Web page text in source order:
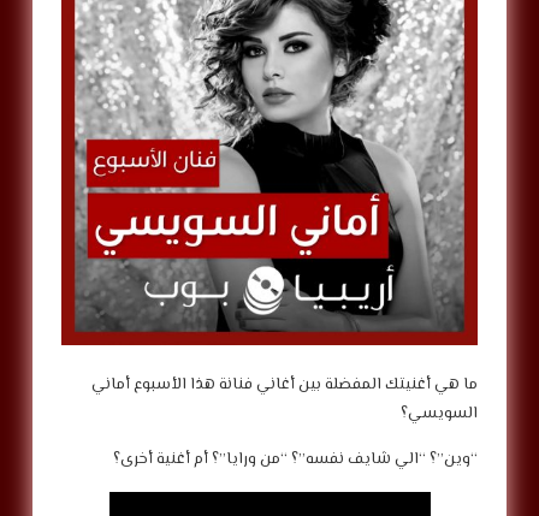
ما هي أغنيتك المفضلة بين أغاني فنانة هذا الأسبوع أماني
السويسي؟
“وين”؟ “الي شايف نفسه”؟ “من ورايا”؟ أم أغنية أخرى؟